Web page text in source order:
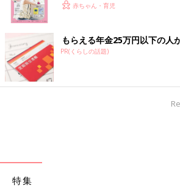
赤ちゃん・育児
もらえる年金25万円以下の人
PR(くらしの話題)
特集